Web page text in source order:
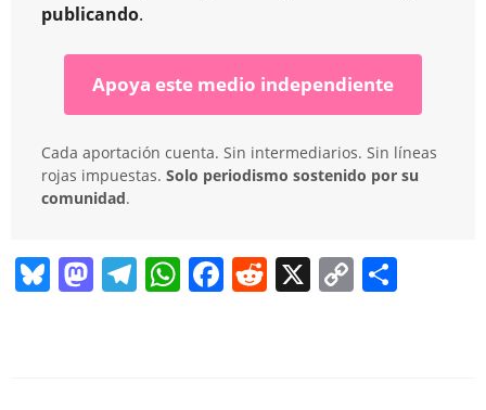
publicando.
Apoya este medio independiente
Cada aportación cuenta. Sin intermediarios. Sin líneas
rojas impuestas. Solo periodismo sostenido por su
comunidad.
Bl M T W F R X C